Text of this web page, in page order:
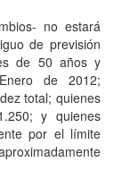
no estará
de previsión
de 50 años y
de 2012;
total; quienes
y quienes
por el límite